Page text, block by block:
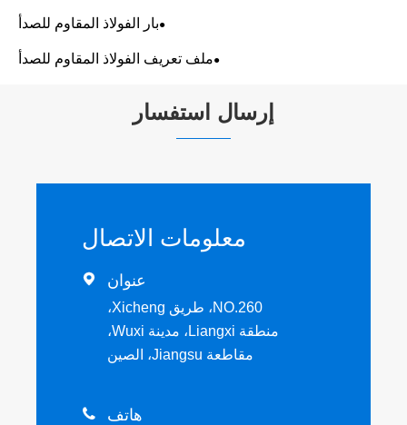
بار الفولاذ المقاوم للصدأ
ملف تعريف الفولاذ المقاوم للصدأ
إرسال استفسار
معلومات الاتصال
 عنوان
NO.260، طريق Xicheng،
منطقة Liangxi، مدينة Wuxi،
مقاطعة Jiangsu، الصين
 هاتف